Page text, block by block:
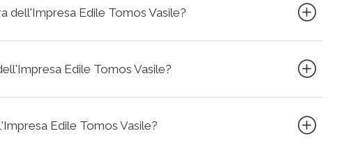
dell'Impresa Edile Tomos Vasile?
Edile Tomos Vasile?
Edile Tomos Vasile?